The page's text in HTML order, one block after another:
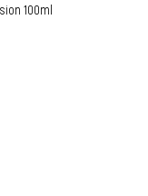
100ml